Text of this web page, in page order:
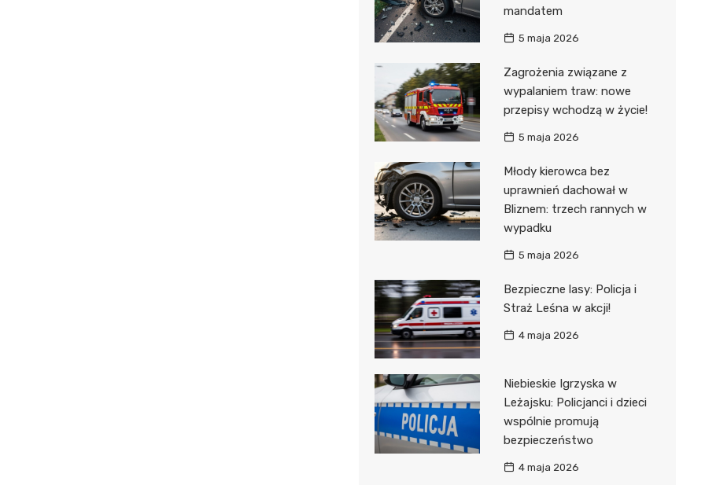
mandatem
5 maja 2026
Zagrożenia związane z
wypalaniem traw: nowe
przepisy wchodzą w życie!
5 maja 2026
Młody kierowca bez
uprawnień dachował w
Bliznem: trzech rannych w
wypadku
5 maja 2026
Bezpieczne lasy: Policja i
Straż Leśna w akcji!
4 maja 2026
Niebieskie Igrzyska w
Leżajsku: Policjanci i dzieci
wspólnie promują
bezpieczeństwo
4 maja 2026